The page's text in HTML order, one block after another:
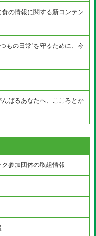
の情報に関する新コンテン
もの日常”を守るために、今
ばるあなたへ、こころとか
参加団体の取組情報